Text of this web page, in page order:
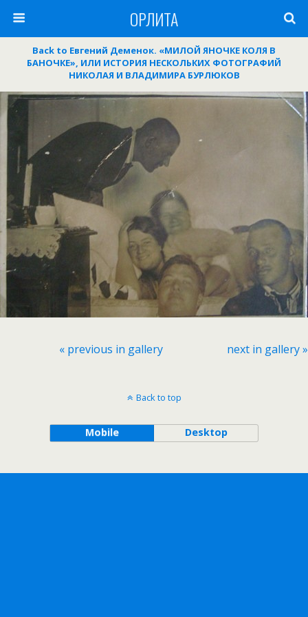
ОРЛИТА
Back to Евгений Деменок. «МИЛОЙ ЯНОЧКЕ КОЛЯ В
БАНОЧКЕ», ИЛИ ИСТОРИЯ НЕСКОЛЬКИХ ФОТОГРАФИЙ
НИКОЛАЯ И ВЛАДИМИРА БУРЛЮКОВ
« previous in gallery next in gallery »
Back to top
Mobile Desktop